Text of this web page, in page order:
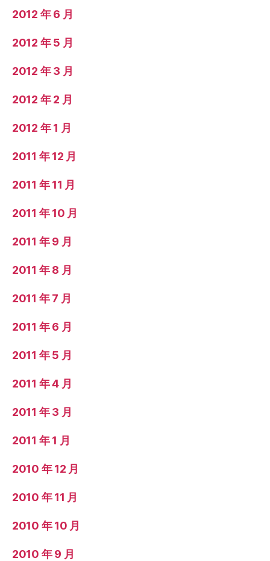
2012 年 6 月
2012 年 5 月
2012 年 3 月
2012 年 2 月
2012 年 1 月
2011 年 12 月
2011 年 11 月
2011 年 10 月
2011 年 9 月
2011 年 8 月
2011 年 7 月
2011 年 6 月
2011 年 5 月
2011 年 4 月
2011 年 3 月
2011 年 1 月
2010 年 12 月
2010 年 11 月
2010 年 10 月
2010 年 9 月